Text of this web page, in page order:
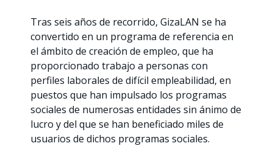
Tras seis años de recorrido, GizaLAN se ha
convertido en un programa de referencia en
el ámbito de creación de empleo, que ha
proporcionado trabajo a personas con
perfiles laborales de difícil empleabilidad, en
puestos que han impulsado los programas
sociales de numerosas entidades sin ánimo de
lucro y del que se han beneficiado miles de
usuarios de dichos programas sociales.